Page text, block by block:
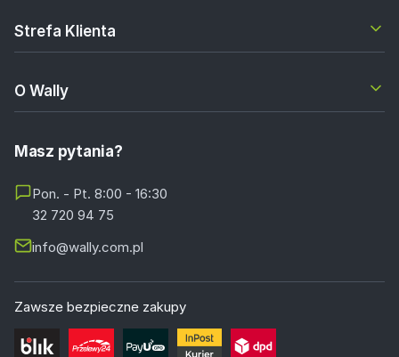
Strefa Klienta
O Wally
Masz pytania?
Pon. - Pt. 8:00 - 16:30
32 720 94 75
info@wally.com.pl
Zawsze bezpieczne zakupy